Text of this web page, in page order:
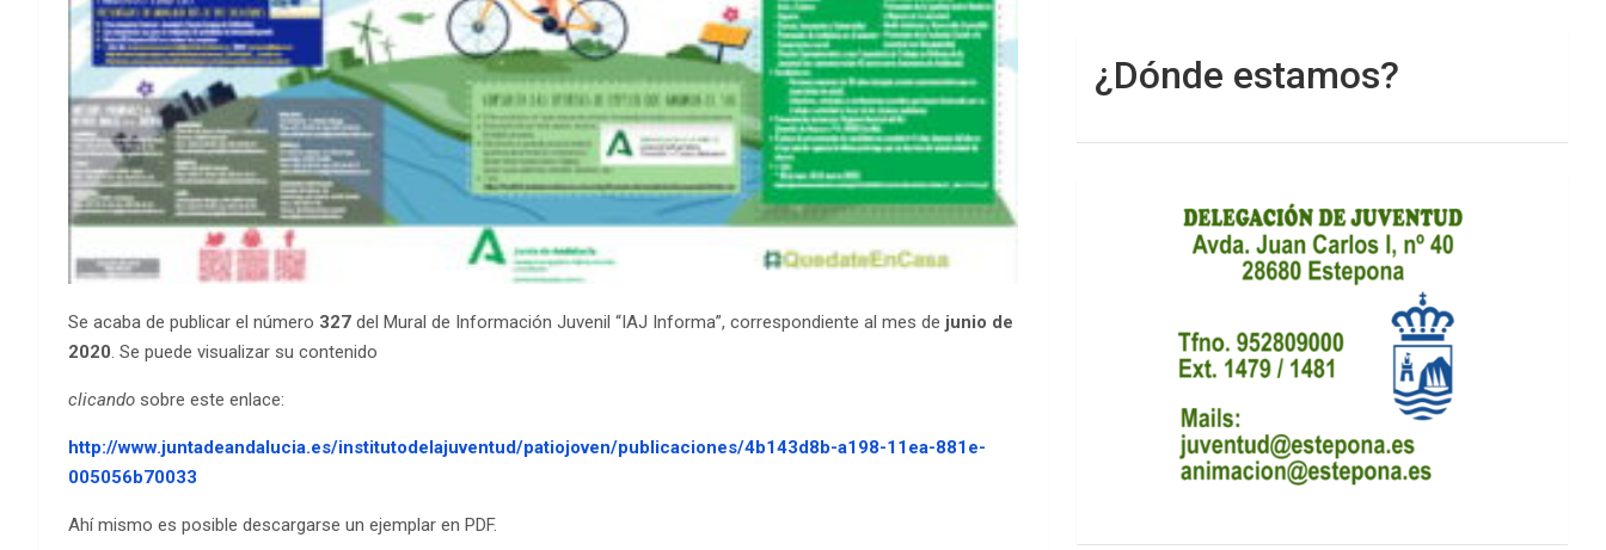
Se acaba de publicar el número 327 del Mural de Información Juvenil “IAJ Informa”, correspondiente al mes de junio de
2020. Se puede visualizar su contenido
clicando sobre este enlace:
http://www.juntadeandalucia.es/institutodelajuventud/patiojoven/publicaciones/4b143d8b-a198-11ea-881e-
005056b70033
Ahí mismo es posible descargarse un ejemplar en PDF.
¿Dónde estamos?